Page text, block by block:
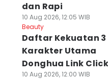
dan Rapi
10 Aug 2026, 12:05 WIB
Beauty
Daftar Kekuatan 3
Karakter Utama
Donghua Link
10 Aug 2026, 12:00 WIB